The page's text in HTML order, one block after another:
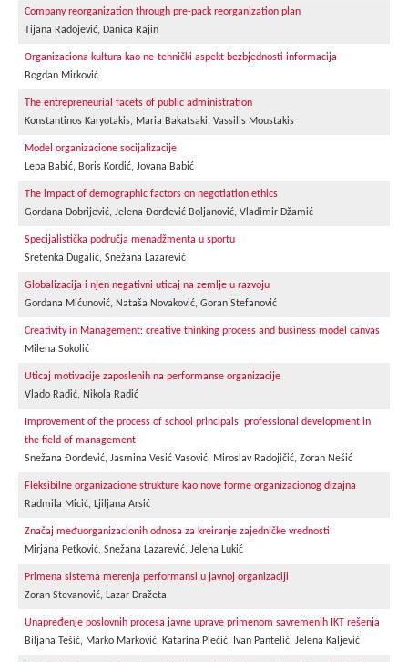
Company reorganization through pre-pack reorganization plan
Tijana Radojević, Danica Rajin
Organizaciona kultura kao ne-tehnički aspekt bezbjednosti informacija
Bogdan Mirković
The entrepreneurial facets of public administration
Konstantinos Karyotakis, Maria Bakatsaki, Vassilis Moustakis
Model organizacione socijalizacije
Lepa Babić, Boris Kordić, Jovana Babić
The impact of demographic factors on negotiation ethics
Gordana Dobrijević, Jelena Đorđević Boljanović, Vladimir Džamić
Specijalistička područja menadžmenta u sportu
Sretenka Dugalić, Snežana Lazarević
Globalizacija i njen negativni uticaj na zemlje u razvoju
Gordana Mićunović, Nataša Novaković, Goran Stefanović
Creativity in Management: creative thinking process and business model canvas
Milena Sokolić
Uticaj motivacije zaposlenih na performanse organizacije
Vlado Radić, Nikola Radić
Improvement of the process of school principals’ professional development in
the field of management
Snežana Đorđević, Jasmina Vesić Vasović, Miroslav Radojičić, Zoran Nešić
Fleksibilne organizacione strukture kao nove forme organizacionog dizajna
Radmila Micić, Ljiljana Arsić
Značaj međuorganizacionih odnosa za kreiranje zajedničke vrednosti
Mirjana Petković, Snežana Lazarević, Jelena Lukić
Primena sistema merenja performansi u javnoj organizaciji
Zoran Stevanović, Lazar Dražeta
Unapređenje poslovnih procesa javne uprave primenom savremenih IKT rešenja
Biljana Tešić, Marko Marković, Katarina Plećić, Ivan Pantelić, Jelena Kaljević